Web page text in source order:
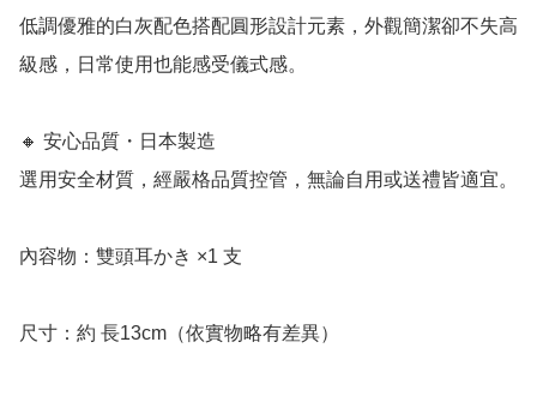
低調優雅的白灰配色搭配圓形設計元素，外觀簡潔卻不失高
級感，日常使用也能感受儀式感。
🔸 安心品質・日本製造
選用安全材質，經嚴格品質控管，無論自用或送禮皆適宜。
內容物：雙頭耳かき ×1 支
尺寸：約 長13cm（依實物略有差異）